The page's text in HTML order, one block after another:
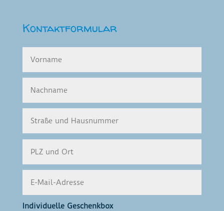
Kontaktformular
Individuelle Geschenkbox